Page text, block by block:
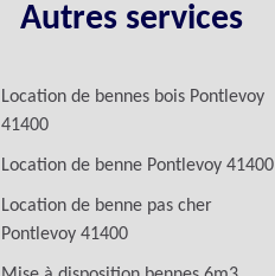
Autres services
Location de bennes bois Pontlevoy
41400
Location de benne Pontlevoy 41400
Location de benne pas cher
Pontlevoy 41400